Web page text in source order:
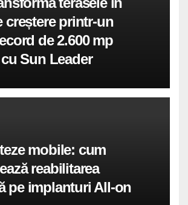
creștere printr-un
de 2.600 mp
Sun Leader
mobile: cum
reabilitarea
pe implanturi All-on